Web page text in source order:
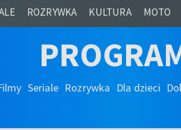
ROZRYWKA KULTURA MOTO
Seriale Rozrywka Dla dzieci